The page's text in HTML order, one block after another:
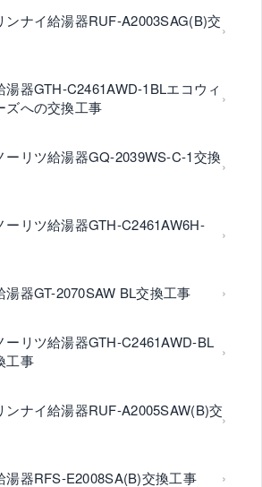
ンナイ給湯器RUF-A2003SAG(B)交
器GTH-C2461AWD-1BLエコウィ
ズへの交換工事
ーリツ給湯器GQ-2039WS-C-1交換
ーリツ給湯器GTH-C2461AW6H-
器GT-2070SAW BL交換工事
ーリツ給湯器GTH-C2461AWD-BL
工事
ンナイ給湯器RUF-A2005SAW(B)交
湯器RFS-E2008SA(B)交換工事